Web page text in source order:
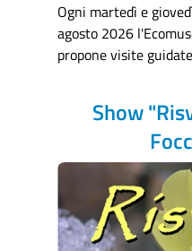
Ogni martedì e
agosto 2026
propone visite guidate
Show